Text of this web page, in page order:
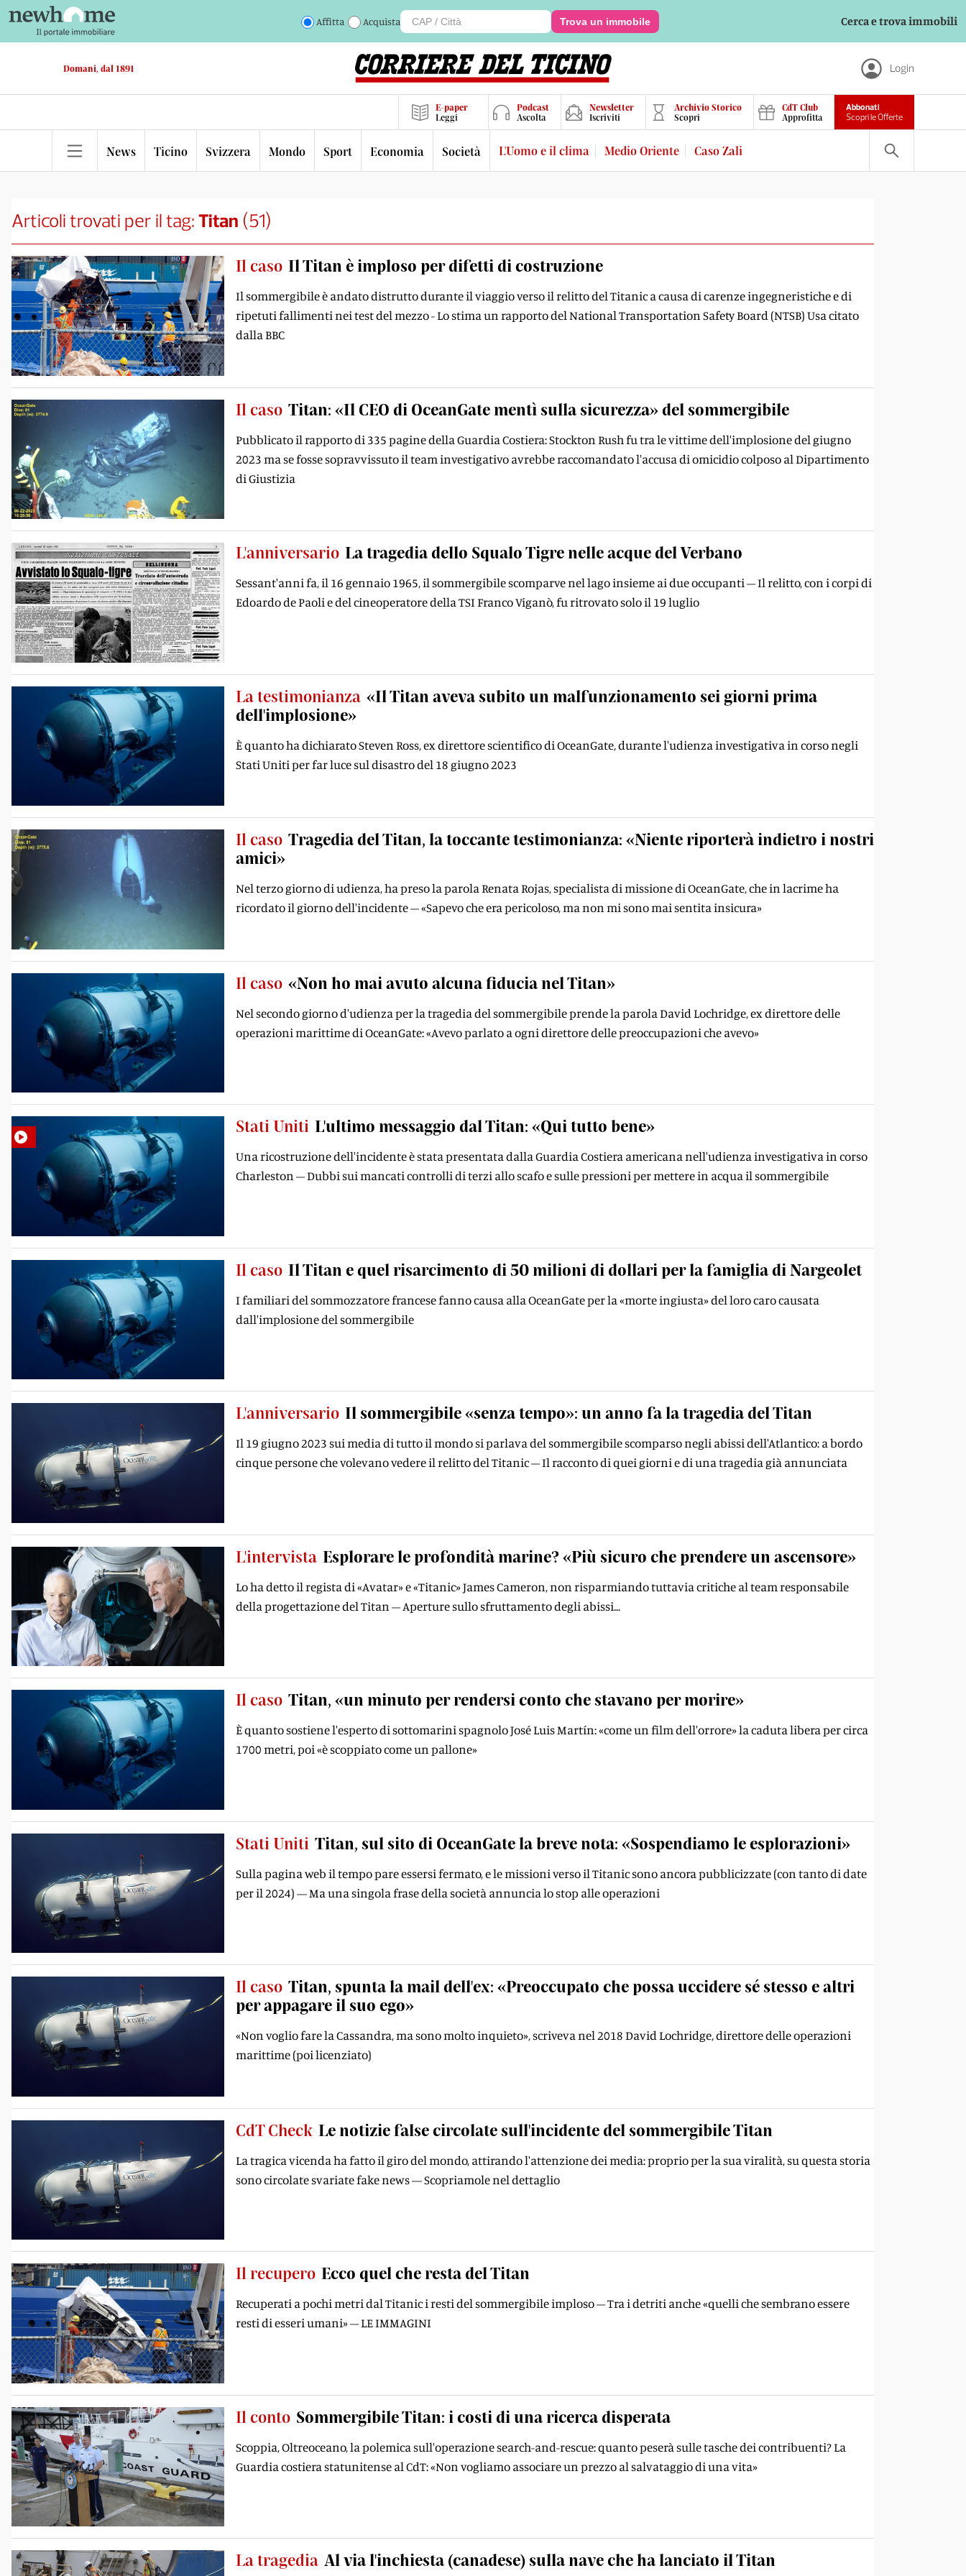
Affitta Acquista Trova un immobile Cerca e trova immobili
Domani, dal 1891 Login
E-paper
Leggi
Podcast
Ascolta
Newsletter
Iscriviti
Archivio Storico
Scopri
CdT Club
Approfitta
Abbonati
Scopri le Offerte
News Ticino Svizzera Mondo Sport Economia Società L'Uomo e il clima Medio Oriente Caso Zali
Articoli trovati per il tag:Titan (51)
Il caso Il Titan è imploso per difetti di costruzione
Il sommergibile è andato distrutto durante il viaggio verso il relitto del Titanic a causa di carenze ingegneristiche e di
ripetuti fallimenti nei test del mezzo - Lo stima un rapporto del National Transportation Safety Board (NTSB) Usa citato
dalla BBC
Il caso Titan: «Il CEO di OceanGate mentì sulla sicurezza» del sommergibile
Pubblicato il rapporto di 335 pagine della Guardia Costiera: Stockton Rush fu tra le vittime dell'implosione del giugno
2023 ma se fosse sopravvissuto il team investigativo avrebbe raccomandato l'accusa di omicidio colposo al Dipartimento
di Giustizia
L'anniversario La tragedia dello Squalo Tigre nelle acque del Verbano
Sessant'anni fa, il 16 gennaio 1965, il sommergibile scomparve nel lago insieme ai due occupanti – Il relitto, con i corpi di
Edoardo de Paoli e del cineoperatore della TSI Franco Viganò, fu ritrovato solo il 19 luglio
La testimonianza «Il Titan aveva subito un malfunzionamento sei giorni prima
dell'implosione»
È quanto ha dichiarato Steven Ross, ex direttore scientifico di OceanGate, durante l'udienza investigativa in corso negli
Stati Uniti per far luce sul disastro del 18 giugno 2023
Il caso Tragedia del Titan, la toccante testimonianza: «Niente riporterà indietro i nostri
amici»
Nel terzo giorno di udienza, ha preso la parola Renata Rojas, specialista di missione di OceanGate, che in lacrime ha
ricordato il giorno dell'incidente – «Sapevo che era pericoloso, ma non mi sono mai sentita insicura»
Il caso «Non ho mai avuto alcuna fiducia nel Titan»
Nel secondo giorno d'udienza per la tragedia del sommergibile prende la parola David Lochridge, ex direttore delle
operazioni marittime di OceanGate: «Avevo parlato a ogni direttore delle preoccupazioni che avevo»
Stati Uniti L'ultimo messaggio dal Titan: «Qui tutto bene»
Una ricostruzione dell'incidente è stata presentata dalla Guardia Costiera americana nell'udienza investigativa in corso
Charleston – Dubbi sui mancati controlli di terzi allo scafo e sulle pressioni per mettere in acqua il sommergibile
Il caso Il Titan e quel risarcimento di 50 milioni di dollari per la famiglia di Nargeolet
I familiari del sommozzatore francese fanno causa alla OceanGate per la «morte ingiusta» del loro caro causata
dall'implosione del sommergibile
L'anniversario Il sommergibile «senza tempo»: un anno fa la tragedia del Titan
Il 19 giugno 2023 sui media di tutto il mondo si parlava del sommergibile scomparso negli abissi dell'Atlantico: a bordo
cinque persone che volevano vedere il relitto del Titanic – Il racconto di quei giorni e di una tragedia già annunciata
L'intervista Esplorare le profondità marine? «Più sicuro che prendere un ascensore»
Lo ha detto il regista di «Avatar» e «Titanic» James Cameron, non risparmiando tuttavia critiche al team responsabile
della progettazione del Titan – Aperture sullo sfruttamento degli abissi...
Il caso Titan, «un minuto per rendersi conto che stavano per morire»
È quanto sostiene l'esperto di sottomarini spagnolo José Luis Martín: «come un film dell'orrore» la caduta libera per circa
1700 metri, poi «è scoppiato come un pallone»
Stati Uniti Titan, sul sito di OceanGate la breve nota: «Sospendiamo le esplorazioni»
Sulla pagina web il tempo pare essersi fermato, e le missioni verso il Titanic sono ancora pubblicizzate (con tanto di date
per il 2024) — Ma una singola frase della società annuncia lo stop alle operazioni
Il caso Titan, spunta la mail dell'ex: «Preoccupato che possa uccidere sé stesso e altri
per appagare il suo ego»
«Non voglio fare la Cassandra, ma sono molto inquieto», scriveva nel 2018 David Lochridge, direttore delle operazioni
marittime (poi licenziato)
CdT Check Le notizie false circolate sull'incidente del sommergibile Titan
La tragica vicenda ha fatto il giro del mondo, attirando l'attenzione dei media: proprio per la sua viralità, su questa storia
sono circolate svariate fake news — Scopriamole nel dettaglio
Il recupero Ecco quel che resta del Titan
Recuperati a pochi metri dal Titanic i resti del sommergibile imploso – Tra i detriti anche «quelli che sembrano essere
resti di esseri umani» – LE IMMAGINI
Il conto Sommergibile Titan: i costi di una ricerca disperata
Scoppia, Oltreoceano, la polemica sull'operazione search-and-rescue: quanto peserà sulle tasche dei contribuenti? La
Guardia costiera statunitense al CdT: «Non vogliamo associare un prezzo al salvataggio di una vita»
La tragedia Al via l'inchiesta (canadese) sulla nave che ha lanciato il Titan